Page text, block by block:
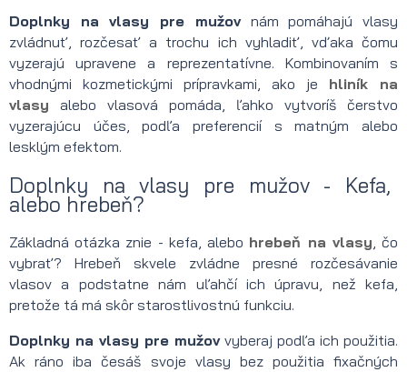
Doplnky na vlasy pre mužovnám pomáhajú vlasy
zvládnuť, rozčesať a trochu ich vyhladiť, vďaka čomu
vyzerajú upravene a reprezentatívne. Kombinovaním s
vhodnými kozmetickými prípravkami, ako je hliník na
vlasy alebo vlasová pomáda, ľahko vytvoríš čerstvo
vyzerajúcu účes, podľa preferencií s matným alebo
lesklým efektom.
Doplnky na vlasy pre mužov - Kefa,
alebo hrebeň?
Základná otázka znie - kefa, alebo hrebeň na vlasy, čo
vybrať? Hrebeň skvele zvládne presné rozčesávanie
vlasov a podstatne nám uľahčí ich úpravu, než kefa,
pretože tá má skôr starostlivostnú funkciu.
Doplnky na vlasy pre mužovvyberaj podľa ich použitia.
Ak ráno iba česáš svoje vlasy bez použitia fixačných